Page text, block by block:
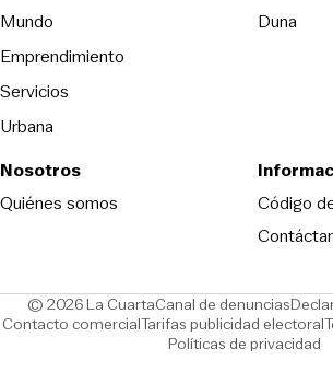
Mundo
Emprendimiento
Servicios
Urbana
Duna
Nosotros
Quiénes somos
Código
© 2026 La CuartaCanal de denuncias
Contacto comercialOpens in new window
Tarifas publicidad electoral
Políticas de privacidad